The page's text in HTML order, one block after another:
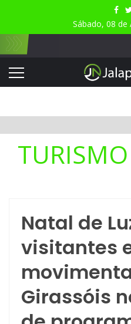
Sábado, 08
TURISMO
Natal de
visitantes
Girassóis